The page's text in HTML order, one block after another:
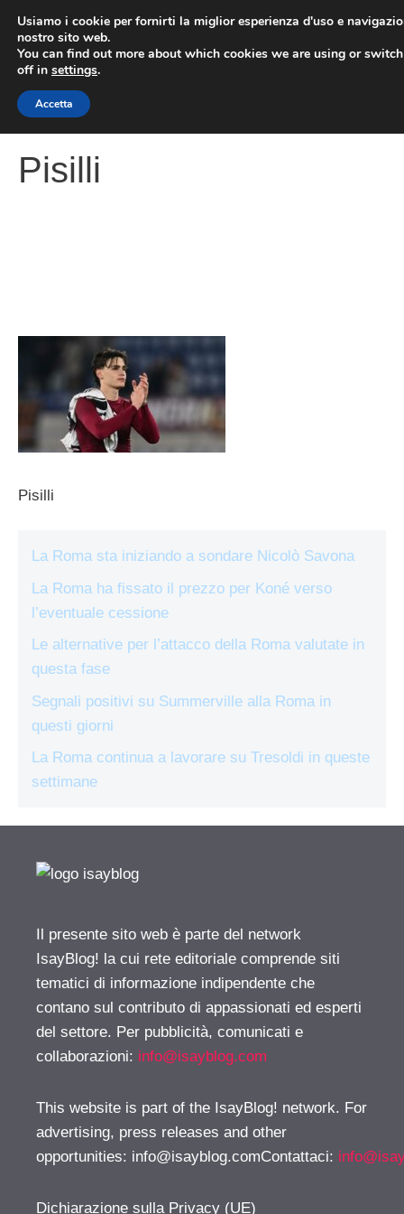
contenuto
Pisilli
Pisilli
La Roma sta iniziando a sondare Nicolò Savona
La Roma ha fissato il prezzo per Koné verso
l’eventuale cessione
Le alternative per l’attacco della Roma valutate in
questa fase
Segnali positivi su Summerville alla Roma in
questi giorni
La Roma continua a lavorare su Tresoldi in queste
settimane
Il presente sito web è parte del network
IsayBlog! la cui rete editoriale comprende siti
tematici di informazione indipendente che
contano sul contributo di appassionati ed esperti
del settore. Per pubblicità, comunicati e
collaborazioni: info@isayblog.com
This website is part of the IsayBlog! network. For
advertising, press releases and other
opportunities: info@isayblog.comContattaci:
Dichiarazione sulla Privacy (UE)
Usiamo i cookie per fornirti la miglior esperienza d'uso e
nostro sito web.
You can find out more about which cookies we are using or
off in settings.
Accetta